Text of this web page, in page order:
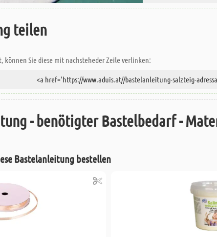
teilen
können Sie diese mit nachsteheder Zeile verlinken:
- benötigter Bastelbedarf -
Bastelanleitung bestellen